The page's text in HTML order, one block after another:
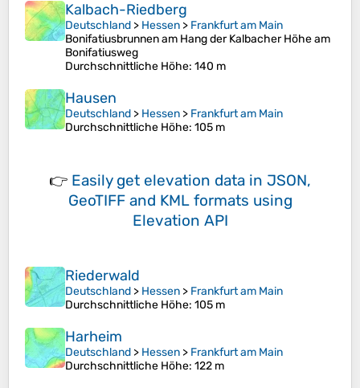
Kalbach-Riedberg
Deutschland > Hessen > Frankfurt am Main
Bonifatiusbrunnen am Hang der Kalbacher Höhe am
Bonifatiusweg
Durchschnittliche Höhe: 140 m
Hausen
Deutschland > Hessen > Frankfurt am Main
Durchschnittliche Höhe: 105 m
👉 Easily get elevation data in JSON,
GeoTIFF and KML formats using
Elevation API
Riederwald
Deutschland > Hessen > Frankfurt am Main
Durchschnittliche Höhe: 105 m
Harheim
Deutschland > Hessen > Frankfurt am Main
Durchschnittliche Höhe: 122 m